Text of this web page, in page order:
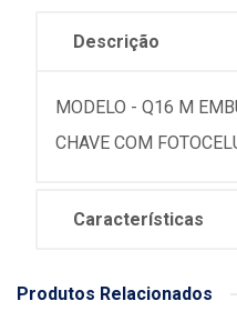
Descrição
MODELO - Q16 M
CHAVE COM
Características
Produtos Relacionados